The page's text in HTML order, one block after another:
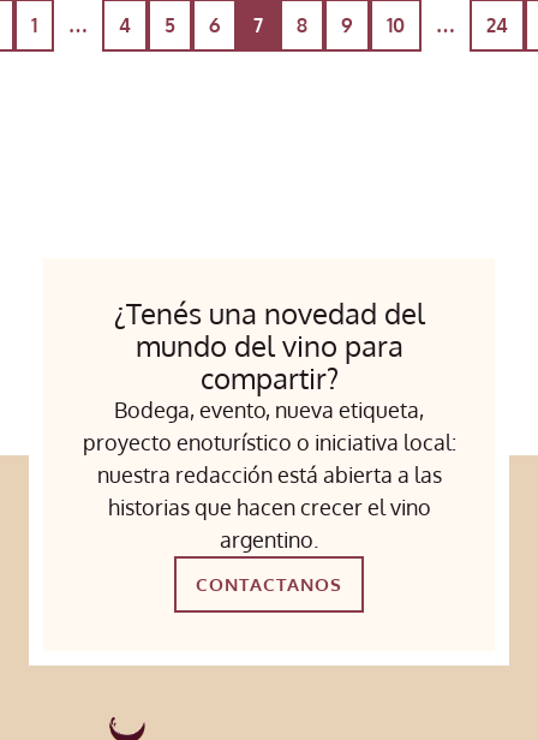
1 … 4 5 6 7 8 9 10 … 24
¿Tenés una novedad del
mundo del vino para
compartir?
Bodega, evento, nueva etiqueta,
proyecto enoturístico o iniciativa local:
nuestra redacción está abierta a las
historias que hacen crecer el vino
argentino.
CONTACTANOS